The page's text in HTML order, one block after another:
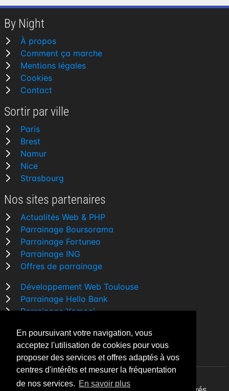
En poursuivant votre navigation, vous
acceptez l'utilisation de cookies pour vous
proposer des services et offres adaptés à vos
centres d'intérêts et mesurer la fréquentation
de nos services. En savoir plus
By Night
À propos
Comment ça marche
Mentions légales
Cookies
Contact
Sortir par ville
Paris
Brest
Namur
Nice
Strasbourg
Nos sites partenaires
Actualités Web & PHP
Parrainage Boursorama
Parrainage Fortuneo
Parrainage ING
Offres de parrainage
Développement Web Toulouse
Parrainage Hello Bank
Parrainage Yomoni
Comparatif banque